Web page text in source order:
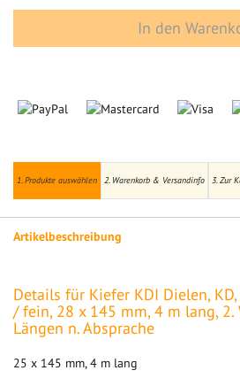
1. Produkte auswählen 2. Warenkorb & Versandinfo 3. Zur
In den
Artikelbeschreibung
Details für Kiefer KDI Dielen,
/ fein, 28 x 145 mm, 4 m lang, 2.
Längen n. Absprache
25 x 145 mm, 4 m lang